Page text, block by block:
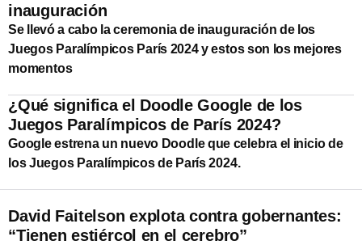
inauguración
Se llevó a cabo la ceremonia de inauguración de los
Juegos Paralímpicos París 2024 y estos son los mejores
momentos
¿Qué significa el Doodle Google de los
Juegos Paralímpicos de París 2024?
Google estrena un nuevo Doodle que celebra el inicio de
los Juegos Paralímpicos de París 2024.
David Faitelson explota contra gobernantes:
“Tienen estiércol en el cerebro”